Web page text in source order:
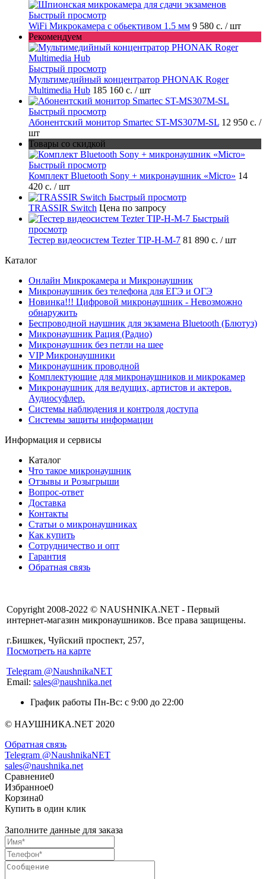
Быстрый просмотр
WiFi Микрокамера с обьективом 1.5 мм 9 580 с. / шт
Рекомендуем
Быстрый просмотр
Мультимедийный концентратор PHONAK Roger
Multimedia Hub 185 160 с. / шт
Быстрый просмотр
Абонентский монитор Smartec ST-MS307M-SL 12 950 с. /
шт
Товары со скидкой
Быстрый просмотр
Комплект Bluetooth Sony + микронаушник «Micro» 14
420 с. / шт
Быстрый просмотр
TRASSIR Switch Цена по запросу
Быстрый
просмотр
Тестер видеосистем Tezter TIP-H-M-7 81 890 с. / шт
Каталог
Онлайн Микрокамера и Микронаушник
Микронаушник без телефона для ЕГЭ и ОГЭ
Новинка!!! Цифровой микронаушник - Невозможно
обнаружить
Беспроводной наушник для экзамена Bluetooth (Блютуз)
Микронаушник Рация (Радио)
Микронаушник без петли на шее
VIP Микронаушники
Микронаушник проводной
Комплектующие для микронаушников и микрокамер
Микронаушник для ведущих, артистов и актеров.
Аудиосуфлер.
Системы наблюдения и контроля доступа
Системы защиты информации
Информация и сервисы
Каталог
Что такое микронаушник
Отзывы и Розыгрыши
Вопрос-ответ
Доставка
Контакты
Статьи о микронаушниках
Как купить
Сотрудничество и опт
Гарантия
Обратная связь
Copyright 2008-2022 © NAUSHNIKA.NET - Первый
интернет-магазин микронаушников. Все права защищены.
г.Бишкек, Чуйский проспект, 257,
Посмотреть на карте
Telegram @NaushnikaNET
Email: sales@naushnika.net
График работы Пн-Вс: с 9:00 до 22:00
© НАУШНИКА.NET 2020
Обратная связь
Telegram @NaushnikaNET
sales@naushnika.net
Сравнение0
Избранное0
Корзина0
Купить в один клик
Заполните данные для заказа